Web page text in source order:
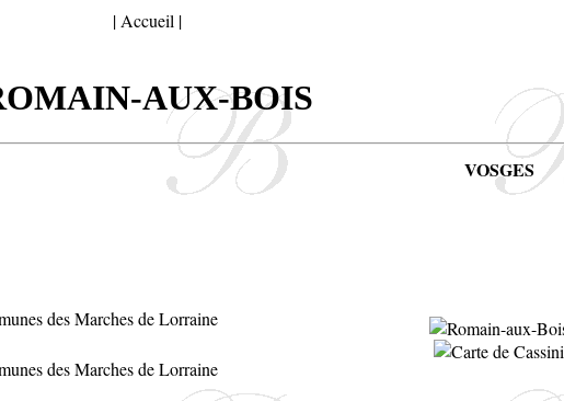
| Accueil |
AUX-BOIS
VOSGES
des Marches de Lorraine
des Marches de Lorraine